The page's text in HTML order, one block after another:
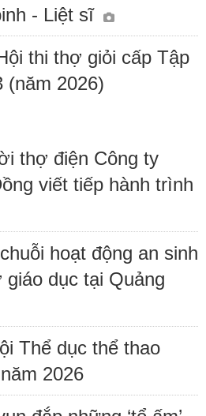
- Liệt sĩ
thi thợ giỏi cấp Tập
(năm 2026)
thợ điện Công ty
viết tiếp hành trình
hoạt động an sinh
dục tại Quảng
Thể dục thể thao
2026